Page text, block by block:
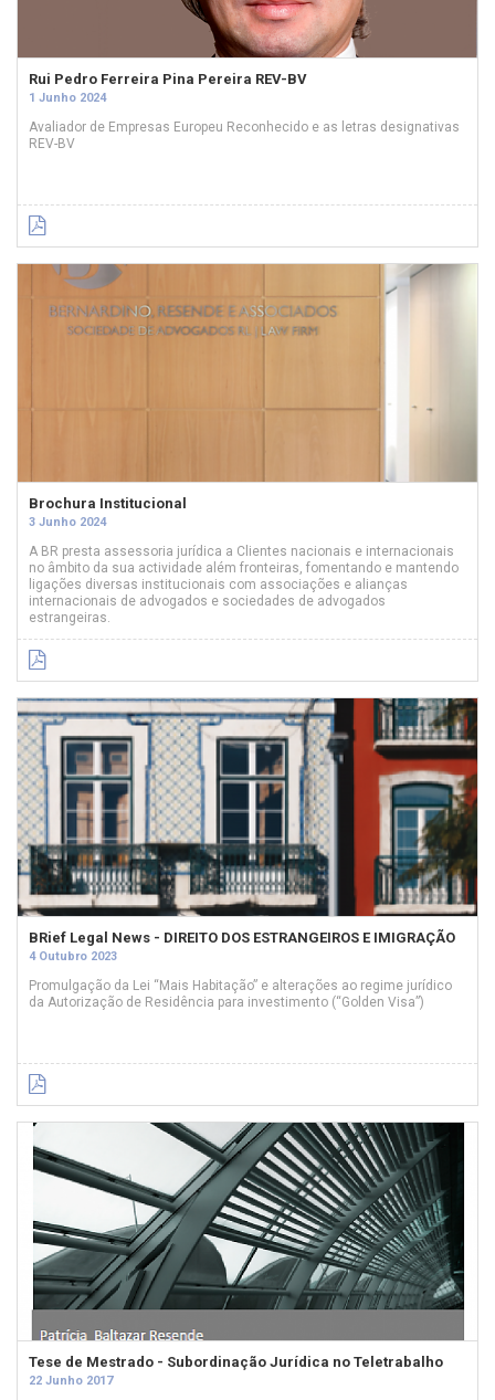
Rui Pedro Ferreira Pina Pereira REV-BV
1 Junho 2024
Avaliador de Empresas Europeu Reconhecido e as letras designativas
REV-BV
Brochura Institucional
3 Junho 2024
A BR presta assessoria jurídica a Clientes nacionais e internacionais
no âmbito da sua actividade além fronteiras, fomentando e mantendo
ligações diversas institucionais com associações e alianças
internacionais de advogados e sociedades de advogados
estrangeiras.
BRief Legal News - DIREITO DOS ESTRANGEIROS E IMIGRAÇÃO
4 Outubro 2023
Promulgação da Lei “Mais Habitação” e alterações ao regime jurídico
da Autorização de Residência para investimento (“Golden Visa”)
Tese de Mestrado - Subordinação Jurídica no Teletrabalho
22 Junho 2017